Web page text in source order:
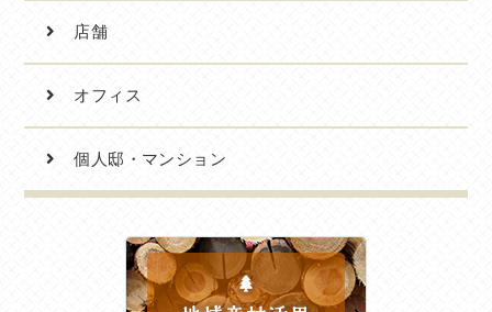
店舗
オフィス
個人邸・マンション